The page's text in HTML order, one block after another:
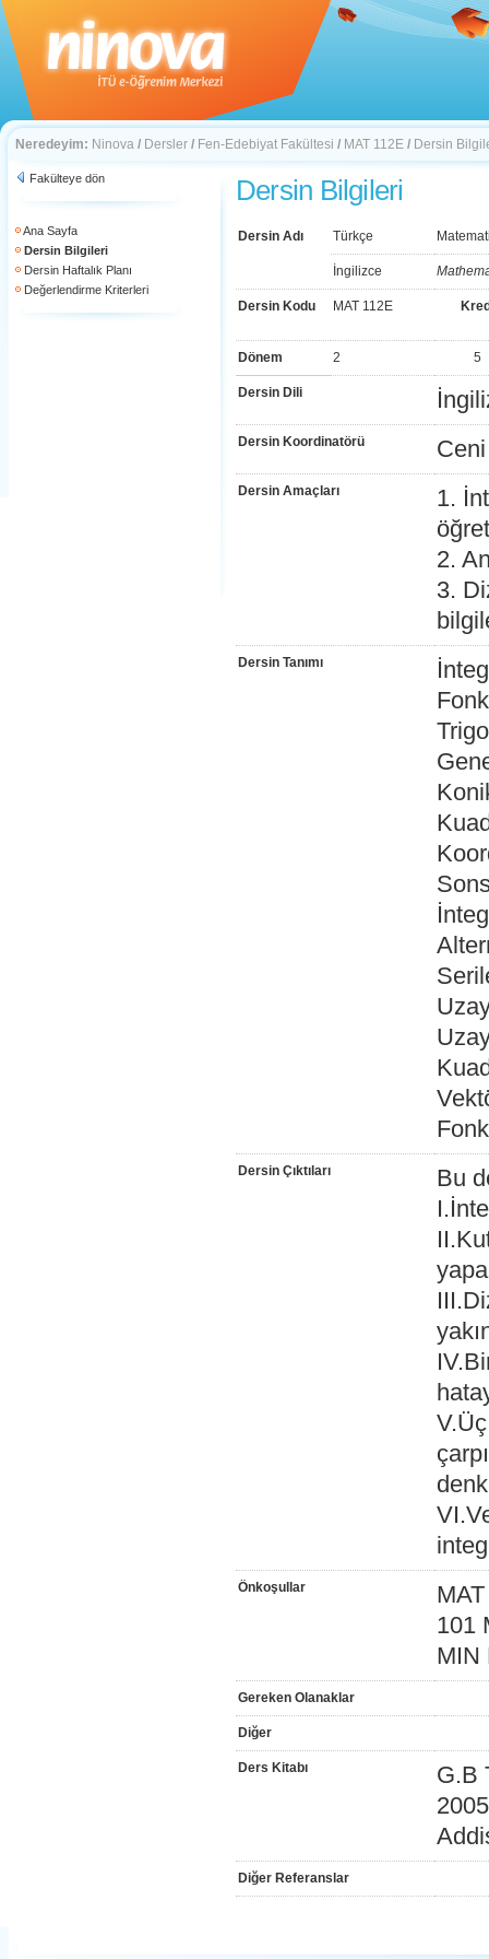
Neredeyim: Ninova / Dersler / Fen-Edebiyat Fakültesi / MAT 112E / Dersin
Fakülteye dön
Ana Sayfa
Dersin Bilgileri
Dersin Haftalık Planı
Değerlendirme Kriterleri
Dersin Bilgileri
Dersin Adı Türkçe
İngilizce
Dersin Kodu MAT 112E
Dönem 2 5
Dersin Dili
Dersin Koordinatörü
Dersin Amaçları
1.
2.
3.
Dersin Tanımı
Dersin Çıktıları
Bu
Önkoşullar
101
MIN
Gereken Olanaklar
Diğer
Ders Kitabı
G.B
Diğer Referanslar